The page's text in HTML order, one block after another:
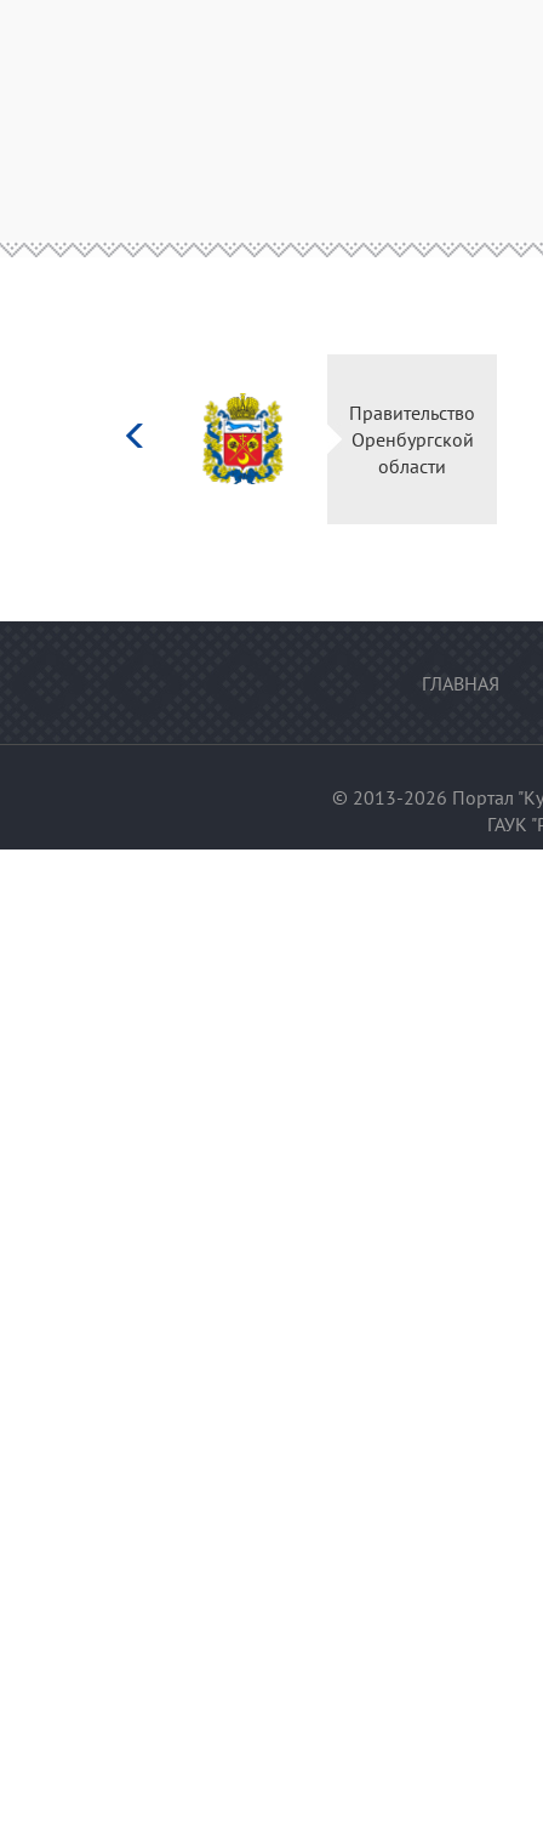
Министерство
культуры
Российской
федерации
ГЛАВНАЯ
© 2013-2026 Портал
ГАУК